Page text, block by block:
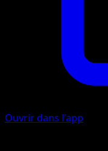
Ouvrir dans l'app